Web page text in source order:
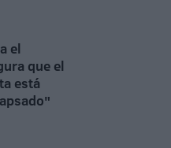
el
que el
está